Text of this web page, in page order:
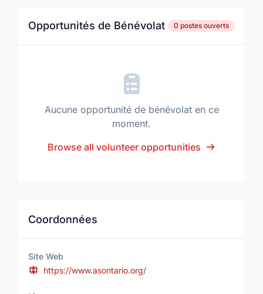
Opportunités de Bénévolat 0 postes ouverts
Aucune opportunité de bénévolat en ce
moment.
Browse all volunteer opportunities
Coordonnées
Site Web
https://www.asontario.org/